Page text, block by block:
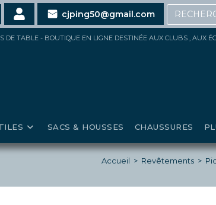
jusqu’à20%au-delà de 200€ d’achat
cjping50@gmail.com
TABLE - BOUTIQUE EN LIGNE DESTINÉE AUX CLUBS , AUX
SACS & HOUSSES CHAUSSURES
Accueil > Revêtements >